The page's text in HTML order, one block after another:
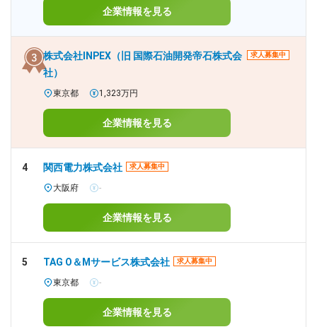
企業情報を見る
株式会社INPEX（旧 国際石油開発帝石株式会
社）
求人募集中
東京都 1,323万円
企業情報を見る
4 関西電力株式会社 求人募集中
大阪府 -
企業情報を見る
5 TAG O＆Mサービス株式会社 求人募集中
東京都 -
企業情報を見る